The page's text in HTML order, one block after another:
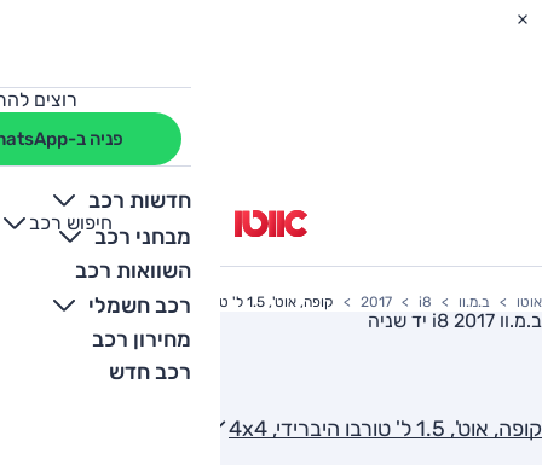
רוצים
פניה ב-WhatsApp
חדשות רכב
מבחני רכב
השוואות רכב
רכב חשמלי
מחירון רכב
רכב חדש
חיפוש רכב
+
-
אוטו ב.מ.וו i8
2017 קופה, אוט', 1.5 ל' טורבו היברידי, 4x4
ב.מ.וו i8 2017 יד שניה
קופה, אוט', 1.5 ל' טורבו היברידי, 4x4